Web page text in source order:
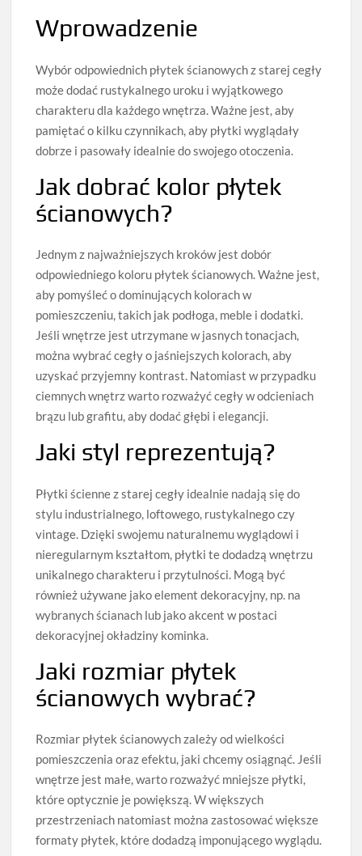
Wprowadzenie
Wybór odpowiednich płytek ścianowych z starej cegły
może dodać rustykalnego uroku i wyjątkowego
charakteru dla każdego wnętrza. Ważne jest, aby
pamiętać o kilku czynnikach, aby płytki wyglądały
dobrze i pasowały idealnie do swojego otoczenia.
Jak dobrać kolor płytek
ścianowych?
Jednym z najważniejszych kroków jest dobór
odpowiedniego koloru płytek ścianowych. Ważne jest,
aby pomyśleć o dominujących kolorach w
pomieszczeniu, takich jak podłoga, meble i dodatki.
Jeśli wnętrze jest utrzymane w jasnych tonacjach,
można wybrać cegły o jaśniejszych kolorach, aby
uzyskać przyjemny kontrast. Natomiast w przypadku
ciemnych wnętrz warto rozważyć cegły w odcieniach
brązu lub grafitu, aby dodać głębi i elegancji.
Jaki styl reprezentują?
Płytki ścienne z starej cegły idealnie nadają się do
stylu industrialnego, loftowego, rustykalnego czy
vintage. Dzięki swojemu naturalnemu wyglądowi i
nieregularnym kształtom, płytki te dodadzą wnętrzu
unikalnego charakteru i przytulności. Mogą być
również używane jako element dekoracyjny, np. na
wybranych ścianach lub jako akcent w postaci
dekoracyjnej okładziny kominka.
Jaki rozmiar płytek
ścianowych wybrać?
Rozmiar płytek ścianowych zależy od wielkości
pomieszczenia oraz efektu, jaki chcemy osiągnąć. Jeśli
wnętrze jest małe, warto rozważyć mniejsze płytki,
które optycznie je powiększą. W większych
przestrzeniach natomiast można zastosować większe
formaty płytek, które dodadzą imponującego wyglądu.